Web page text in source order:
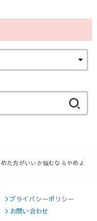
た方がいいか悩むならやめよ
プライバシーポリシー
お問い合わせ